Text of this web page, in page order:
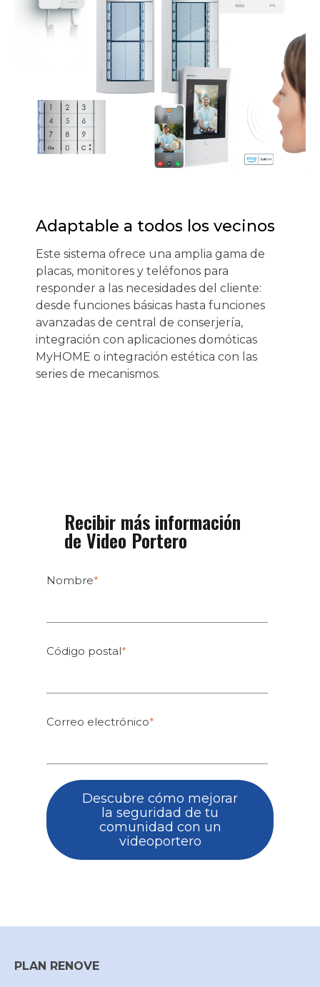
Adaptable a todos los vecinos
Este sistema ofrece una amplia gama de
placas, monitores y teléfonos para
responder a las necesidades del cliente:
desde funciones básicas hasta funciones
avanzadas de central de conserjería,
integración con aplicaciones domóticas
MyHOME o integración estética con las
series de mecanismos.
Recibir más información
de Video Portero
Nombre*
Código postal*
Correo electrónico*
PLAN RENOVE